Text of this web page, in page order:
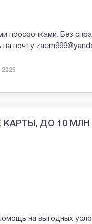
Без
почту
2026
ДО 10 МЛН
на выгодных